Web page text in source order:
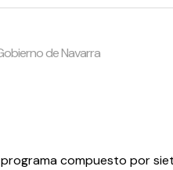
de Navarra
compuesto por